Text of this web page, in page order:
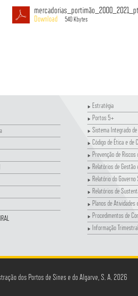
540 Kbytes
Estratégia
Portos 5+
Sistema Integrado
Código de Ética e de
Prevenção de Riscos
Relatórios de Gestão
Relatório do Governo
Relatórios de
Planos de Atividades
Procedimentos de
Informação
dos Portos de Sines e do Algarve, S. A. 2026